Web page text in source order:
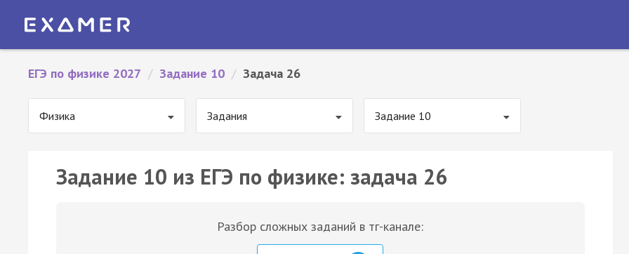
ЕГЭ по физике 2027 / Задание 10 / Задача 26
Физика Задания Задание 10
Задание 10 из ЕГЭ по физике: задача 26
Разбор сложных заданий в тг-канале: